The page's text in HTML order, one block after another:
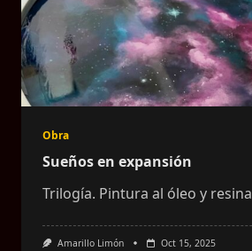
Obra
Sueños en expansión
Trilogía. Pintura al óleo y resina
Amarillo Limón Oct 15, 2025